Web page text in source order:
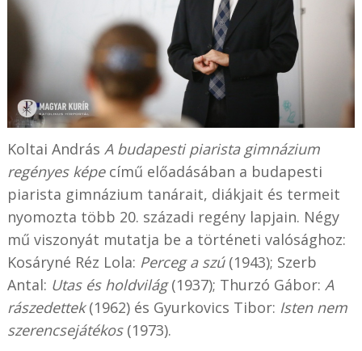
Koltai András A budapesti piarista gimnázium
regényes képecímű előadásában a budapesti
piarista gimnázium tanárait, diákjait és termeit
nyomozta több 20. századi regény lapjain. Négy
mű viszonyát mutatja be a történeti valósághoz:
Kosáryné Réz Lola: Perceg a szú(1943); Szerb
Antal: Utas és holdvilág(1937); Thurzó Gábor: A
rászedettek(1962) és Gyurkovics Tibor: Isten nem
szerencsejátékos(1973).